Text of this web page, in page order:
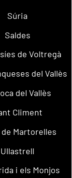
Súria
Saldes
de Voltregà
del Vallès
del Vallès
Climent
de Martorelles
Ullastrell
i els Monjos